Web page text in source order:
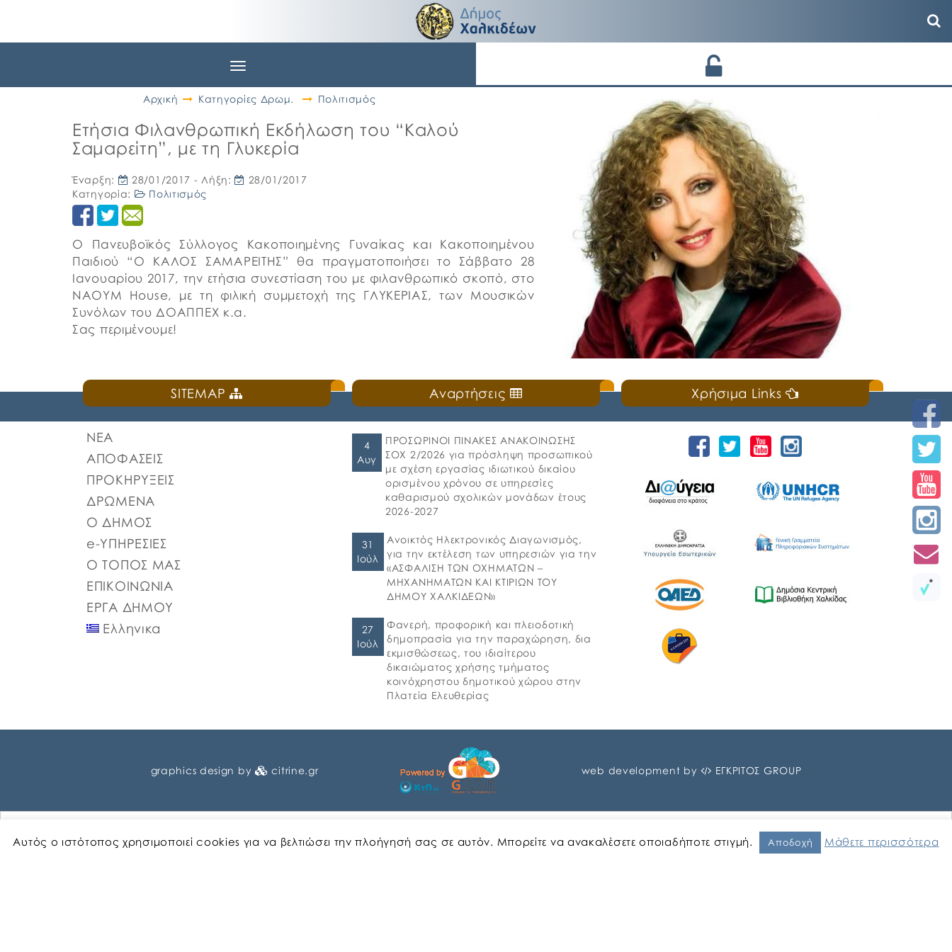
Toggle
Αρχική
Κατηγορίες Δρωμ. Πολιτισμός
Ετήσια Φιλανθρωπική Εκδήλωση του “Καλού
Σαμαρείτη”, με τη Γλυκερία
Έναρξη: 28/01/2017 - Λήξη:
28/01/2017
Κατηγορία:
Πολιτισμός
Ο Πανευβοϊκός Σύλλογος Κακοποιημένης Γυναίκας και Κακοποιημένου
Παιδιού “Ο ΚΑΛΟΣ ΣΑΜΑΡΕΙΤΗΣ” θα πραγματοποιήσει το Σάββατο 28
Ιανουαρίου 2017, την ετήσια συνεστίαση του με φιλανθρωπικό σκοπό, στο
ΝΑΟΥΜ House, με τη φιλική συμμετοχή της ΓΛΥΚΕΡΙΑΣ, των Μουσικών
Συνόλων του ΔΟΑΠΠΕΧ κ.α.
Σας περιμένουμε!
SITEMAP
ΝΕΑ
ΑΠΟΦΑΣΕΙΣ
ΠΡΟΚΗΡΥΞΕΙΣ
ΔΡΩΜΕΝΑ
Ο ΔΗΜΟΣ
e-ΥΠΗΡΕΣΙΕΣ
Ο ΤΟΠΟΣ ΜΑΣ
ΕΠΙΚΟΙΝΩΝΙΑ
ΕΡΓΑ ΔΗΜΟΥ
Ελληνικα
Αναρτήσεις
4
Αυγ
ΠΡΟΣΩΡΙΝΟΙ ΠΙΝΑΚΕΣ ΑΝΑΚΟΙΝΩΣΗΣ
ΣΟΧ 2/2026 για πρόσληψη προσωπικού
με σχέση εργασίας ιδιωτικού δικαίου
ορισμένου χρόνου σε υπηρεσίες
καθαρισμού σχολικών μονάδων έτους
2026-2027
31
Ιούλ
Ανοικτός Ηλεκτρονικός Διαγωνισμός,
για την εκτέλεση των υπηρεσιών για την
«ΑΣΦΑΛΙΣΗ ΤΩΝ ΟΧΗΜΑΤΩΝ –
ΜΗΧΑΝΗΜΑΤΩΝ ΚΑΙ ΚΤΙΡΙΩΝ ΤΟΥ
ΔΗΜΟΥ ΧΑΛΚΙΔΕΩΝ»
27
Ιούλ
Φανερή, προφορική και πλειοδοτική
δημοπρασία για την παραχώρηση, δια
εκμισθώσεως, του ιδιαίτερου
δικαιώματος χρήσης τμήματος
κοινόχρηστου δημοτικού χώρου στην
Πλατεία Ελευθερίας
Χρήσιμα Links
graphics design by citrine.gr web development by ΕΓΚΡΙΤΟΣ GROUP
Αυτός ο ιστότοπος χρησιμοποιεί cookies για να βελτιώσει την πλοήγησή σας σε αυτόν. Μπορείτε να ανακαλέσετε οποιαδήποτε στιγμή. Αποδοχή Μάθετε περισσότερα